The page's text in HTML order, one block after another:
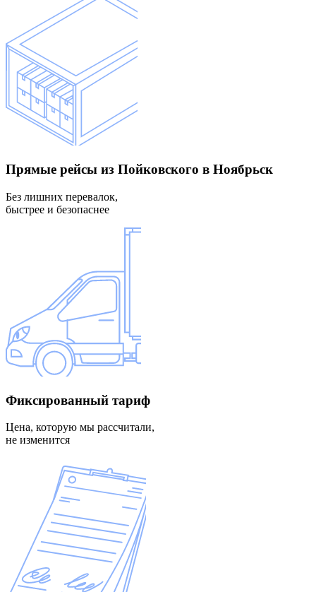
Прямые рейсы из Пойковского в Ноябрьск
Без лишних перевалок,
быстрее и безопаснее
Фиксированный тариф
Цена, которую мы рассчитали,
не изменится